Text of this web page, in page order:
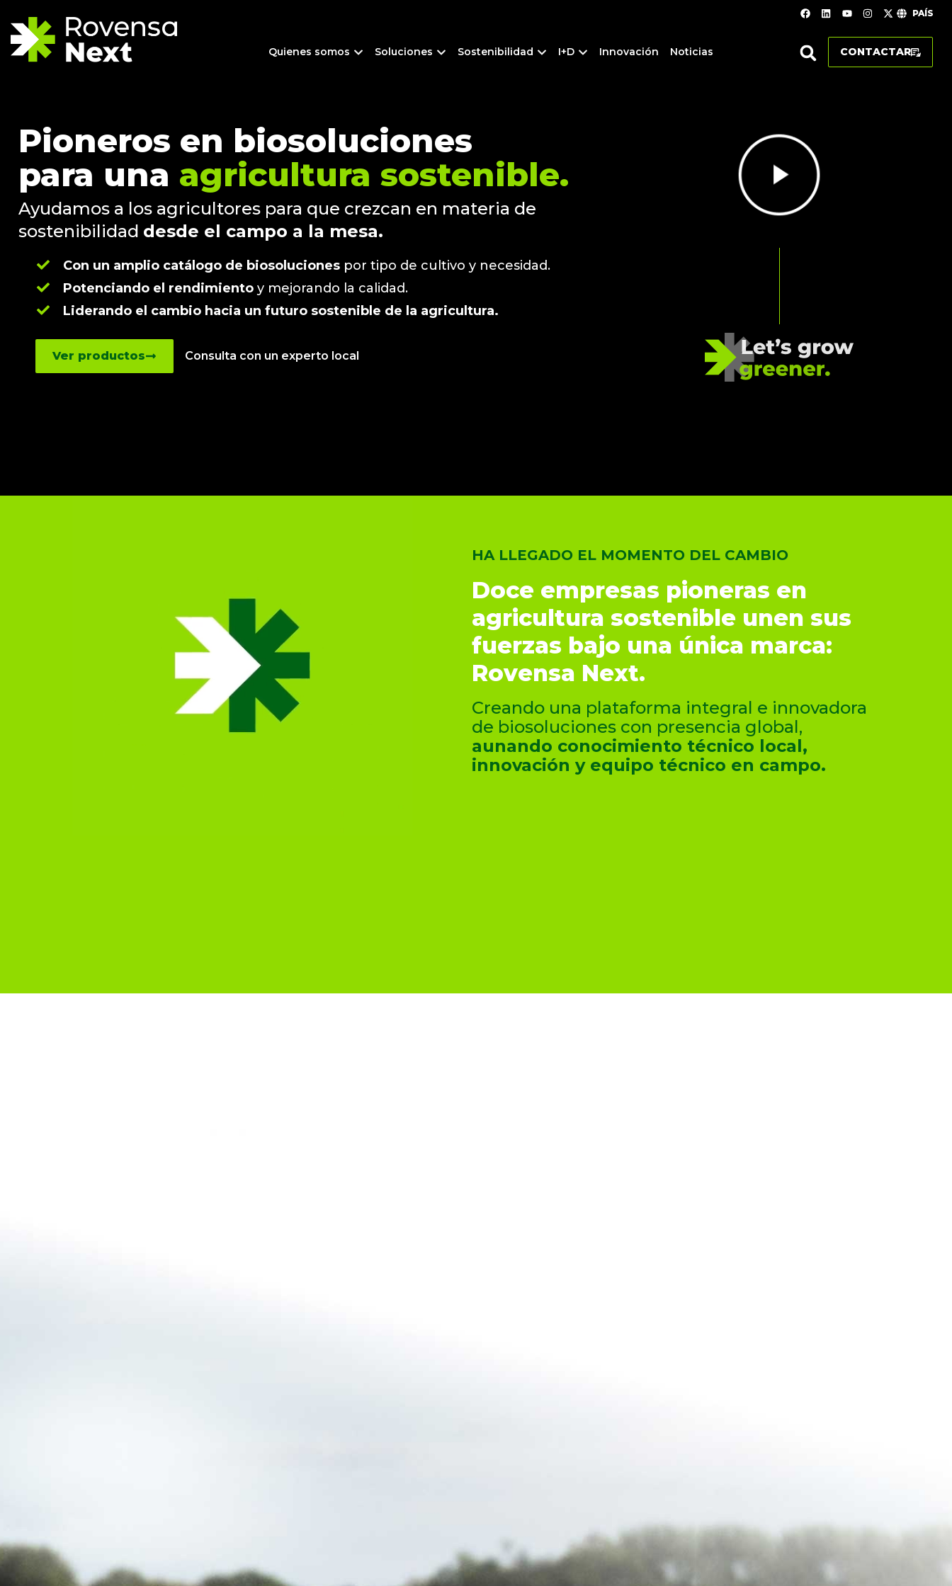
PAÍS
Quienes somos Soluciones Sostenibilidad I+D Innovación Noticias CONTACTAR
Pioneros en biosoluciones
para una agricultura sostenible.
Ayudamos a los agricultores para que crezcan en materia de
sostenibilidad desde el campo a la mesa.
Con un amplio catálogo de biosolucionespor tipo de cultivo y necesidad.
Potenciando el rendimientoy mejorando la calidad.
Liderando el cambio hacia un futuro sostenible de la agricultura.
Ver productos Consulta con un experto local
HA LLEGADO EL MOMENTO DEL CAMBIO
Doce empresas pioneras en
agricultura sostenible unen sus
fuerzas bajo una única marca:
Rovensa Next.
Creando una plataforma integral e innovadora
de biosoluciones con presencia global,
aunando conocimiento técnico local,
innovación y equipo técnico en campo.